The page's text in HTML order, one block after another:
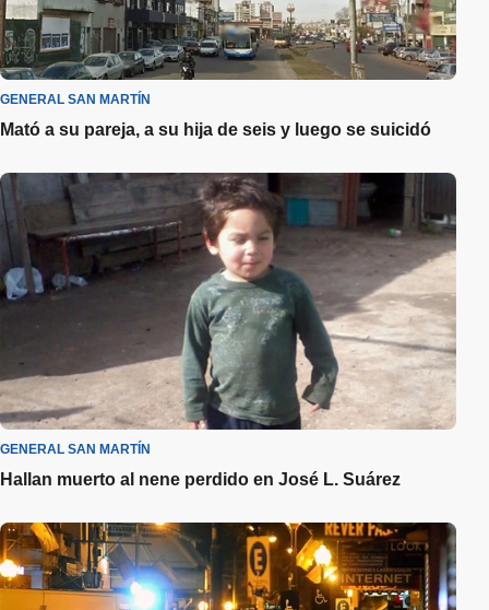
GENERAL SAN MARTÍN
Mató a su pareja, a su hija de seis y luego se suicidó
GENERAL SAN MARTÍN
Hallan muerto al nene perdido en José L. Suárez